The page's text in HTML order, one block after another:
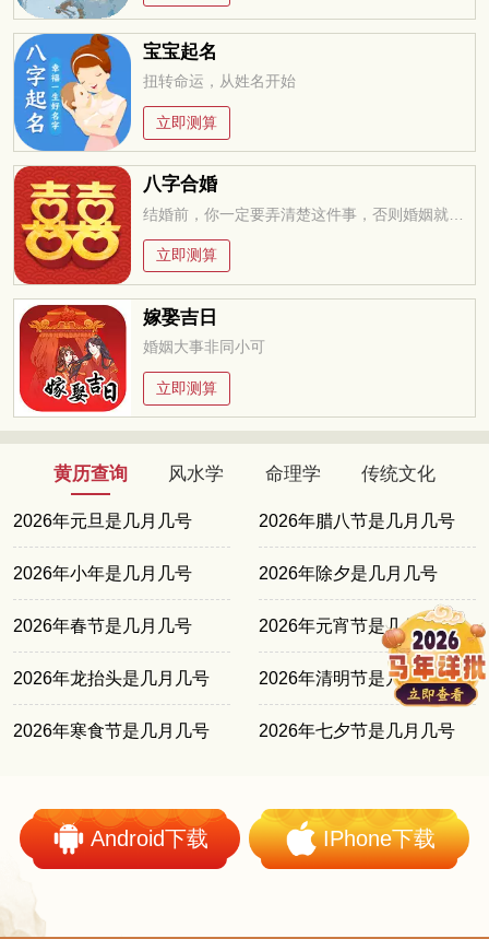
宝宝起名
扭转命运，从姓名开始
立即测算
八字合婚
立即测算
嫁娶吉日
婚姻大事非同小可
立即测算
黄历查询 风水学 命理学 传统文化
2026年元旦是几月几号 2026年腊八节是几月几号
2026年小年是几月几号 2026年除夕是几月几号
2026年春节是几月几号 2026年元宵节是几月几号
2026年龙抬头是几月几号 2026年清明节是几月几号
2026年寒食节是几月几号 2026年七夕节是几月几号
Android下载 IPhone下载